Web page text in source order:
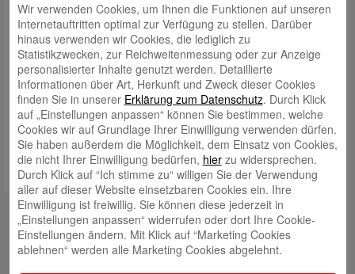
Name*
E-Mail *
Website
Meinen Namen, meine E-Mail-Adresse und meine Website in
diesem Browser für die nächste Kommentierung speichern.
Kontakt
mail@sparkasse-odenwaldkreis.de
Wir verwenden Cookies, um Ihnen die Funktionen auf unseren
Internetauftritten optimal zur Verfügung zu stellen. Darüber
hinaus verwenden wir Cookies, die lediglich zu
Statistikzwecken, zur Reichweitenmessung oder zur Anzeige
personalisierter Inhalte genutzt werden. Detaillierte
Informationen über Art, Herkunft und Zweck dieser Cookies
finden Sie in unserer Erklärung zum Datenschutz. Durch Klick
auf „Einstellungen anpassen“ können Sie bestimmen, welche
Cookies wir auf Grundlage Ihrer Einwilligung verwenden dürfen.
Sie haben außerdem die Möglichkeit, dem Einsatz von Cookies,
die nicht Ihrer Einwilligung bedürfen, hierzu widersprechen.
Durch Klick auf “Ich stimme zu“ willigen Sie der Verwendung
aller auf dieser Website einsetzbaren Cookies ein. Ihre
Einwilligung ist freiwillig. Sie können diese jederzeit in
„Einstellungen anpassen“ widerrufen oder dort Ihre Cookie-
Einstellungen ändern. Mit Klick auf “Marketing Cookies
ablehnen“ werden alle Marketing Cookies abgelehnt.